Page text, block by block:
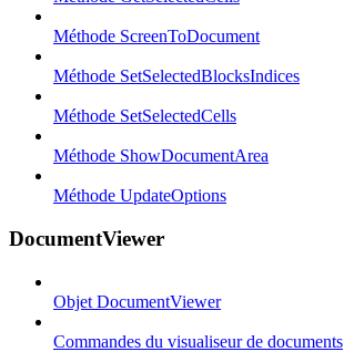
Méthode ScreenToDocument
Méthode SetSelectedBlocksIndices
Méthode SetSelectedCells
Méthode ShowDocumentArea
Méthode UpdateOptions
DocumentViewer
Objet DocumentViewer
Commandes du visualiseur de documents